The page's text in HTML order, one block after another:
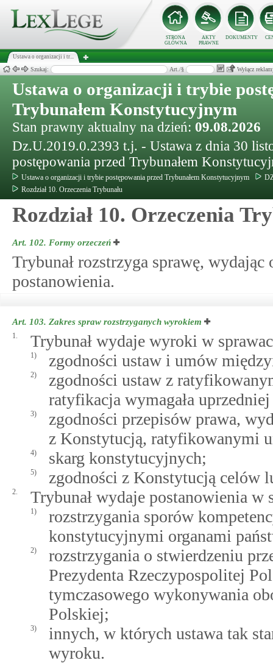
STRONA
GŁÓWNA
AKTY
PRAWNE
DOKUMENTY
Ustawa o organizacji i tr...
Szukaj: Art./§ Wyłącz
Ustawa o organizacji i trybie
Trybunałem Konstytucyjnym
Stan prawny aktualny na dzień: 09.08.2026
Dz.U.2019.0.2393 t.j. - Ustawa z dnia 30
postępowania przed Trybunałem
Ustawa o organizacji i trybie postępowania przed Trybunałem Konstytucyjnym
Rozdział 10. Orzeczenia Trybunału
Rozdział 10. Orzeczenia
Art. 102. Formy orzeczeń
Trybunał rozstrzyga sprawę,
postanowienia.
Art. 103. Zakres spraw rozstrzyganych wyrokiem
1. Trybunał wydaje wyroki w
1) zgodności ustaw i umów
2)
zgodności ustaw z
ratyfikacja wymagała
3)
zgodności przepisów prawa,
z Konstytucją, ratyfikowanymi
4) skarg konstytucyjnych;
5) zgodności z Konstytucją celów
2. Trybunał wydaje postanowienia w
1)
rozstrzygania sporów
konstytucyjnymi organami
2)
rozstrzygania o stwierdzeniu
Prezydenta Rzeczypospolitej
tymczasowego wykonywania
Polskiej;
3)
innych, w których ustawa tak
wyroku.